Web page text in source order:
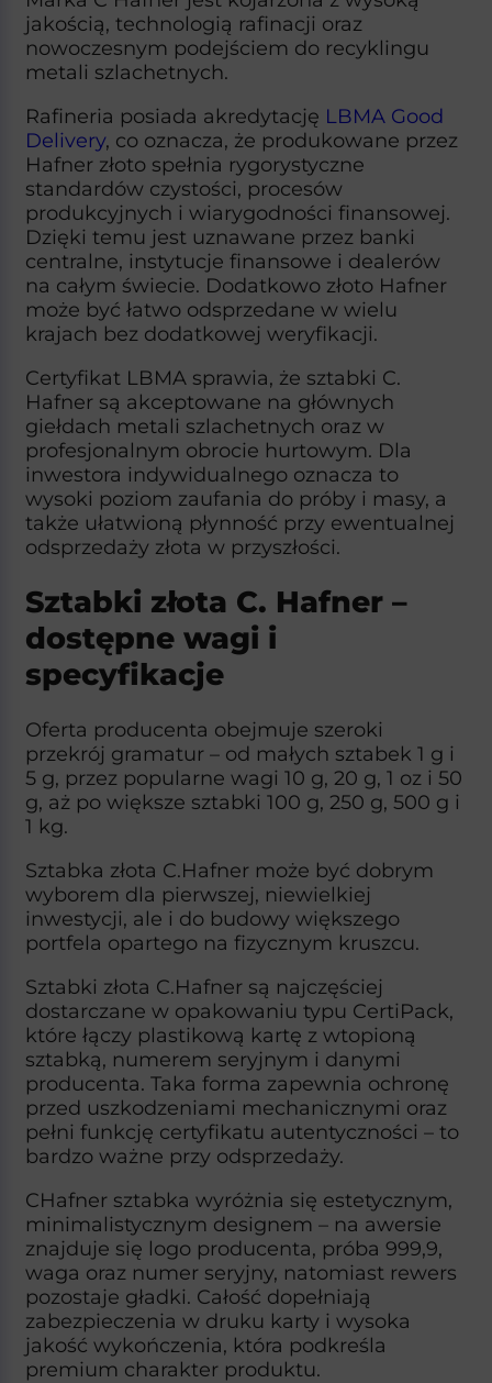
jakością, technologią rafinacji oraz
nowoczesnym podejściem do recyklingu
metali szlachetnych.​
Rafineria posiada akredytację LBMA Good
Delivery, co oznacza, że produkowane przez
Hafner złoto spełnia rygorystyczne
standardów czystości, procesów
produkcyjnych i wiarygodności finansowej.
Dzięki temu jest uznawane przez banki
centralne, instytucje finansowe i dealerów
na całym świecie. Dodatkowo złoto Hafner
może być łatwo odsprzedane w wielu
krajach bez dodatkowej weryfikacji.​
Certyfikat LBMA sprawia, że sztabki C.
Hafner są akceptowane na głównych
giełdach metali szlachetnych oraz w
profesjonalnym obrocie hurtowym. Dla
inwestora indywidualnego oznacza to
wysoki poziom zaufania do próby i masy, a
także ułatwioną płynność przy ewentualnej
odsprzedaży złota w przyszłości.​
Sztabki złota C. Hafner –
dostępne wagi i
specyfikacje
Oferta producenta obejmuje szeroki
przekrój gramatur – od małych sztabek 1 g i
5 g, przez popularne wagi 10 g, 20 g, 1 oz i 50
g, aż po większe sztabki 100 g, 250 g, 500 g i
1 kg.
Sztabka złota C.Hafner może być dobrym
wyborem dla pierwszej, niewielkiej
inwestycji, ale i do budowy większego
portfela opartego na fizycznym kruszcu.​
Sztabki złota C.Hafner są najczęściej
dostarczane w opakowaniu typu CertiPack,
które łączy plastikową kartę z wtopioną
sztabką, numerem seryjnym i danymi
producenta. Taka forma zapewnia ochronę
przed uszkodzeniami mechanicznymi oraz
pełni funkcję certyfikatu autentyczności – to
bardzo ważne przy odsprzedaży.​
CHafner sztabka wyróżnia się estetycznym,
minimalistycznym designem – na awersie
znajduje się logo producenta, próba 999,9,
waga oraz numer seryjny, natomiast rewers
pozostaje gładki. Całość dopełniają
zabezpieczenia w druku karty i wysoka
jakość wykończenia, która podkreśla
premium charakter produktu.​